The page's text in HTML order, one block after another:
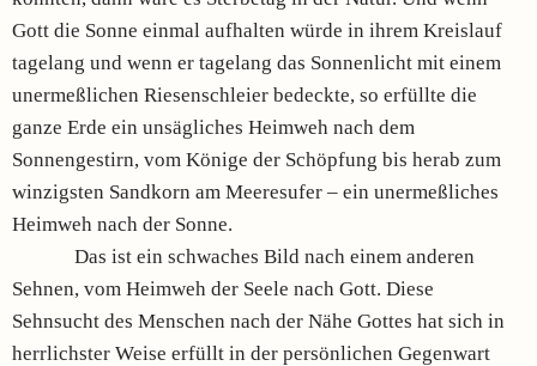
Gott die Sonne einmal aufhalten würde in ihrem Kreislauf
tagelang und wenn er tagelang das Sonnenlicht mit einem
unermeßlichen Riesenschleier bedeckte, so erfüllte die
ganze Erde ein unsägliches Heimweh nach dem
Sonnengestirn, vom Könige der Schöpfung bis herab zum
winzigsten Sandkorn am Meeresufer – ein unermeßliches
Heimweh nach der Sonne.
Das ist ein schwaches Bild nach einem anderen
Sehnen, vom Heimweh der Seele nach Gott. Diese
Sehnsucht des Menschen nach der Nähe Gottes hat sich in
herrlichster Weise erfüllt in der persönlichen Gegenwart